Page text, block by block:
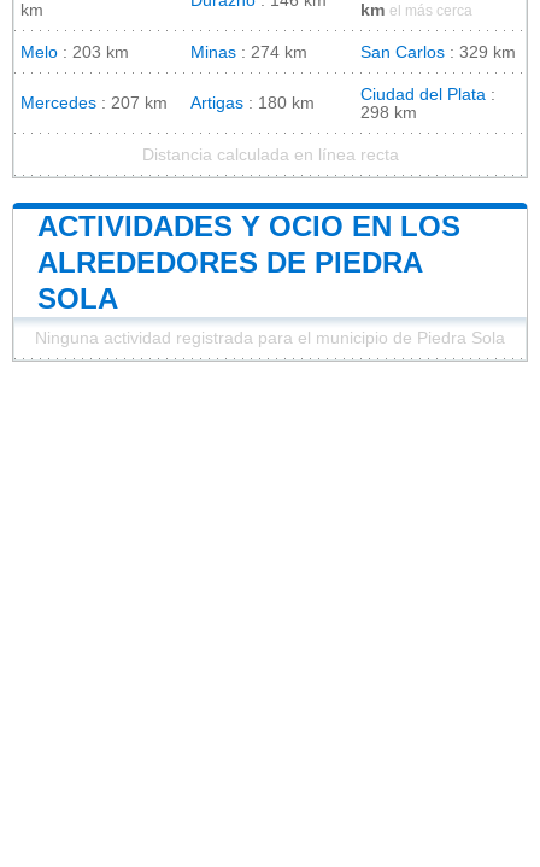
km
km el más cerca
Melo : 203 km Minas : 274 km San Carlos : 329 km
Mercedes : 207 km Artigas : 180 km Ciudad del Plata :
298 km
Distancia calculada en línea recta
ACTIVIDADES Y OCIO EN LOS
ALREDEDORES DE PIEDRA
SOLA
Ninguna actividad registrada para el municipio de Piedra Sola